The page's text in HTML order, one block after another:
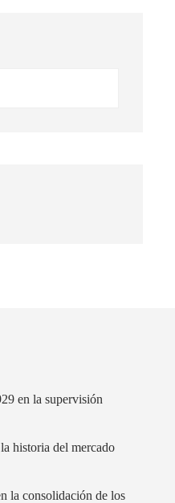
en la supervisión
historia del mercado
la consolidación de los